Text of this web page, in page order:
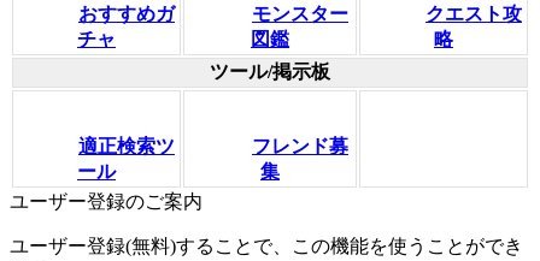
おすすめガ
チャ
モンスター
図鑑
クエスト攻
略
ツール/掲示板
適正検索ツ
ール
フレンド募
集
ユーザー登録のご案内
ユーザー登録(無料)することで、この機能を使うことができ